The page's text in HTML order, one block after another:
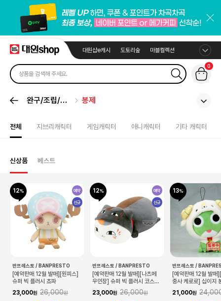
대원샵e캐시 도토리숲 마블컬렉션
0
완구/조립/봉
봉제
전체 지브리캐릭터 게임캐릭터 애니캐릭터 기타 캐릭터
신상품 베스트
12 예약
신규
반프레스토 / BANPRESTO
[예약판매 12월 발매][원피스]
슈퍼 빅 플러시 쵸파
23,000
26,000
12 예약
신규
반프레스토 / BANPRESTO
[예약판매 12월 발매][나츠메
우인장] 슈퍼 빅 플러시 코스튬
23,000 26,000
13
반프레스토 /
[예약판매 12월 발매
중사 케로로] 십이지
입니다! 양 케로로
21,000